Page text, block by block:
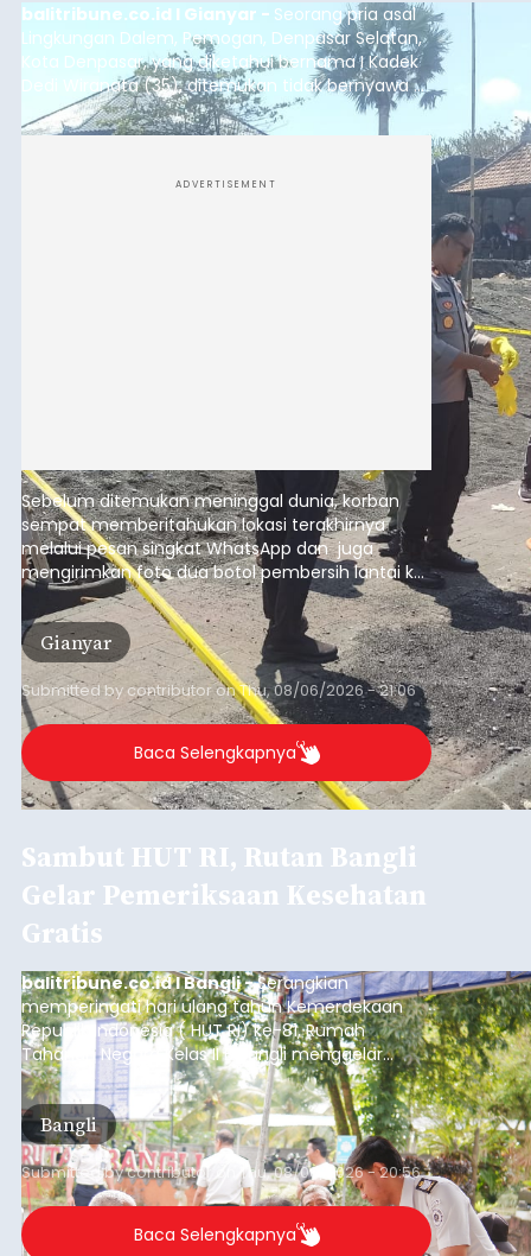
balitribune.co.id I Gianyar - Seorang pria asal
Lingkungan Dalem, Pemogan, Denpasar Selatan,
Kota Denpasar, yang diketahui bernama I Kadek
Dedi Wiranata (35), ditemukan tidak bernyawa di
pesisir Pantai Purnama, Sukawati.
ADVERTISEMENT
Sebelum ditemukan meninggal dunia, korban
sempat memberitahukan lokasi terakhirnya
melalui pesan singkat WhatsApp dan juga
mengirimkan foto dua botol pembersih lantai ke
istrinya.
Gianyar
Submitted by contributoronThu, 08/06/2026 - 21:06
Baca Selengkapnya
Sambut HUT RI, Rutan Bangli
Gelar Pemeriksaan Kesehatan
Gratis
balitribune.co.id I Bangli -Serangkian
memperingati hari ulang tahun Kemerdekaan
Republik Indonesia ( HUT RI) ke-81, Rumah
Tahanan Negara Kelas II B Bangli menggelar
kegiatan pemeriksaan kesehatan gratis, Rabu
(6/8/2026).
Bangli
Submitted bycontributor Thu, 08/06/2026 - 20:56
Baca Selengkapnya